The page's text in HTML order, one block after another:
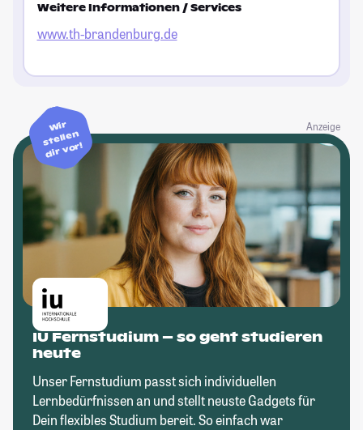
Weitere Informationen / Services
www.th-brandenburg.de
Anzeige
Wir
stellen
dir vor!
IU Fernstudium – so geht studieren
heute
Unser Fernstudium passt sich individuellen
Lernbedürfnissen an und stellt neuste Gadgets für
Dein flexibles Studium bereit. So einfach war